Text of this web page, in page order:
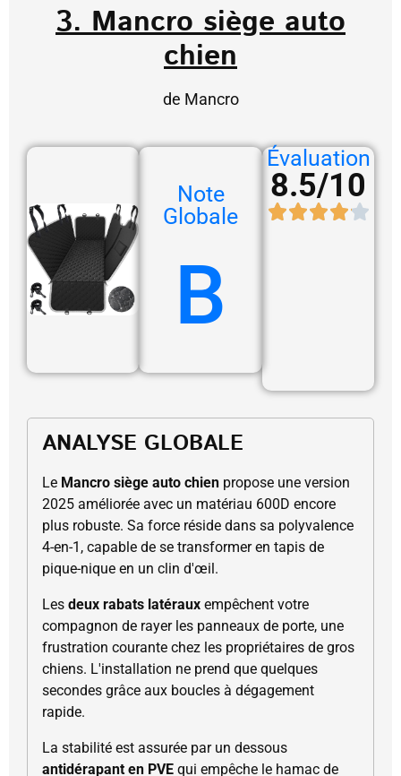
3. Mancro siège auto
chien
de Mancro
Note
Globale
B
Évaluation
8.5/10
ANALYSE GLOBALE
Le Mancro siège auto chien propose une version
2025 améliorée avec un matériau 600D encore
plus robuste. Sa force réside dans sa polyvalence
4-en-1, capable de se transformer en tapis de
pique-nique en un clin d'œil.
Les deux rabats latéraux empêchent votre
compagnon de rayer les panneaux de porte, une
frustration courante chez les propriétaires de gros
chiens. L'installation ne prend que quelques
secondes grâce aux boucles à dégagement
rapide.
La stabilité est assurée par un dessous
antidérapant en PVE qui empêche le hamac de